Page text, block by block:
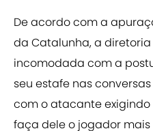
De acordo com a
da Catalunha, a
incomodada com a
seu estafe nas
com o atacante
faça dele o jogador